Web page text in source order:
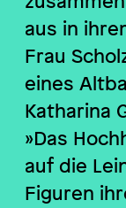
aus in
Frau
eines
Katharina
»Das
auf die
Figuren